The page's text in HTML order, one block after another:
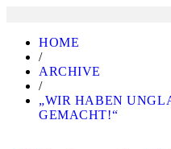
HOME
/
ARCHIVE
/
„WIR HABEN
GEMACHT!“